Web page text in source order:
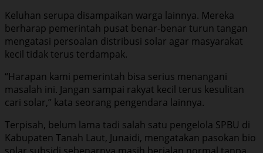
Keluhan serupa disampaikan warga lainnya. Mereka
berharap pemerintah pusat benar-benar turun tangan
mengatasi persoalan distribusi solar agar masyarakat
kecil tidak terus terdampak.
“Harapan kami pemerintah bisa serius menangani
masalah ini. Jangan sampai rakyat kecil terus kesulitan
cari solar,” kata seorang pengendara lainnya.
Terpisah, belum lama tadi salah satu pengelola SPBU di
Kabupaten Tanah Laut, Junaidi, mengatakan pasokan bio